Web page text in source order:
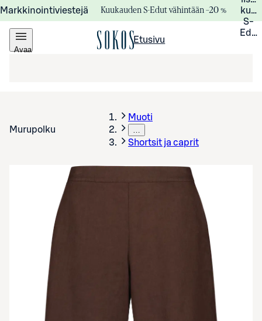
Markkinointiviestejä Kuukauden S-Edut vähintään –20 %
S-
Avaa
Etusivu
Murupolku
Muoti
…
Shortsit ja caprit